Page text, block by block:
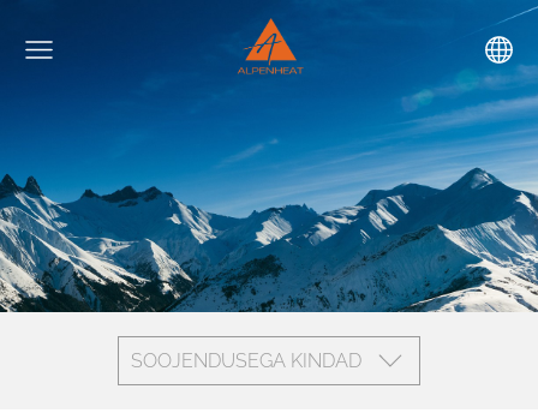
SOOJENDUSEGA KINDAD